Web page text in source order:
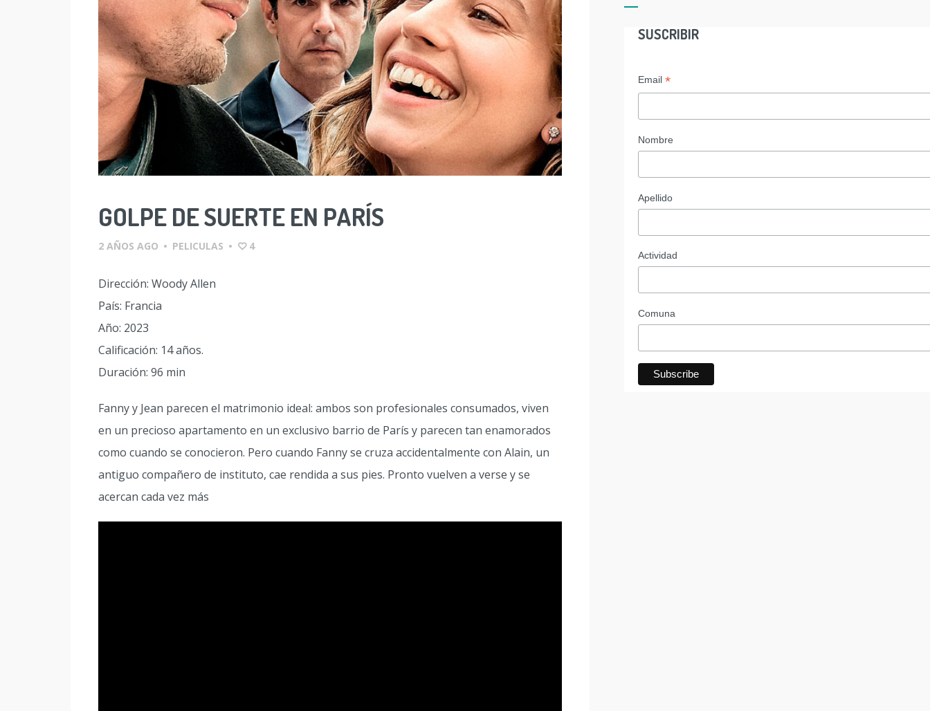
GOLPE DE SUERTE EN PARÍS
2 AÑOS AGO • PELICULAS • 4
Dirección: Woody Allen
País: Francia
Año: 2023
Calificación: 14 años.
Duración: 96 min
Fanny y Jean parecen el matrimonio ideal: ambos son profesionales consumados, viven
en un precioso apartamento en un exclusivo barrio de París y parecen tan enamorados
como cuando se conocieron. Pero cuando Fanny se cruza accidentalmente con Alain, un
antiguo compañero de instituto, cae rendida a sus pies. Pronto vuelven a verse y se
acercan cada vez más
SUSCRIBIR
Email *
Nombre
Apellido
Actividad
Comuna